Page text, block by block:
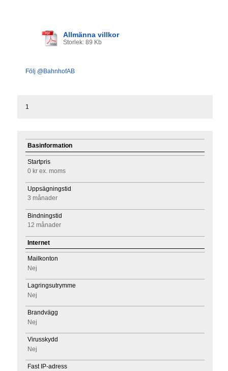
Allmänna villkor
Storlek: 89 Kb
Följ @BahnhofAB
1
Basinformation
Startpris
0 kr ex. moms
Uppsägningstid
3 månader
Bindningstid
12 månader
Internet
Mailkonton
Nej
Lagringsutrymme
Nej
Brandvägg
Nej
Virusskydd
Nej
Fast IP-adress